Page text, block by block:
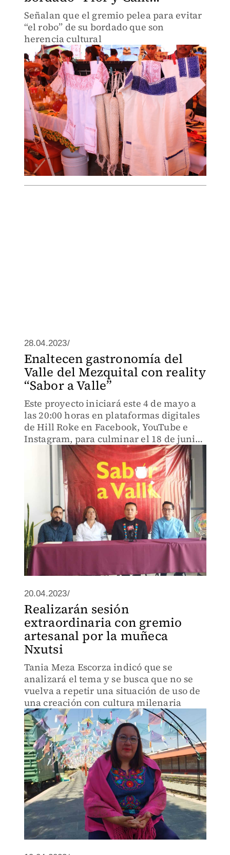
Señalan que el gremio pelea para evitar
“el robo” de su bordado que son
herencia cultural
28.04.2023/
Enaltecen gastronomía del
Valle del Mezquital con reality
“Sabor a Valle”
Este proyecto iniciará este 4 de mayo a
las 20:00 horas en plataformas digitales
de Hill Roke en Facebook, YouTube e
Instagram, para culminar el 18 de junio,
con el escenario del centro del
municipio de Tula
20.04.2023/
Realizarán sesión
extraordinaria con gremio
artesanal por la muñeca
Nxutsi
Tania Meza Escorza indicó que se
analizará el tema y se busca que no se
vuelva a repetir una situación de uso de
una creación con cultura milenaria